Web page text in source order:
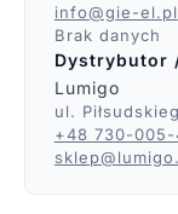
info@gie-el.pl
Brak danych
Dystrybutor
Lumigo
ul.
+48 730-005-